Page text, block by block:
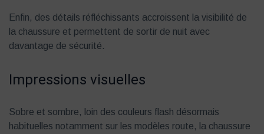
Enfin, des détails réfléchissants accroissent la visibilité de
la chaussure et permettent de sortir de nuit avec
davantage de sécurité.
Impressions visuelles
Sobre et sombre, loin des couleurs flash désormais
habituelles notamment sur les modèles route, la chaussure